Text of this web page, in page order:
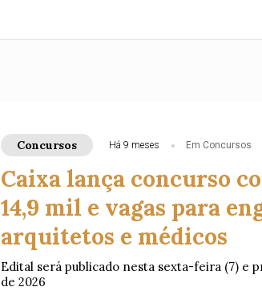
Concursos Há 9 meses Em Concursos
Caixa lança concurso
14,9 mil e vagas para
arquitetos e médicos
Edital será publicado nesta sexta-feira (7) e
de 2026